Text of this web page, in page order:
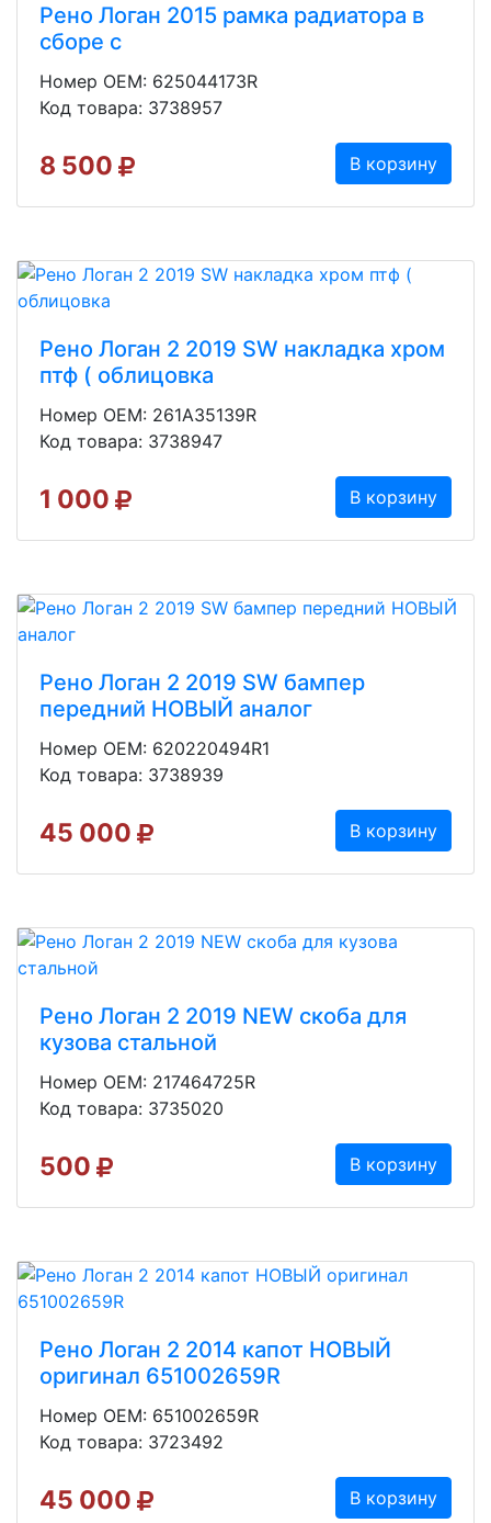
Рено Логан 2015 рамка радиатора в
сборе с
Номер OEM: 625044173R
Код товара: 3738957
8 500 В корзину
Рено Логан 2 2019 SW накладка хром
птф ( облицовка
Номер OEM: 261A35139R
Код товара: 3738947
1 000 В корзину
Рено Логан 2 2019 SW бампер
передний НОВЫЙ аналог
Номер OEM: 620220494R1
Код товара: 3738939
45 000 В корзину
Рено Логан 2 2019 NEW скоба для
кузова стальной
Номер OEM: 217464725R
Код товара: 3735020
500 В корзину
Рено Логан 2 2014 капот НОВЫЙ
оригинал 651002659R
Номер OEM: 651002659R
Код товара: 3723492
45 000 В корзину